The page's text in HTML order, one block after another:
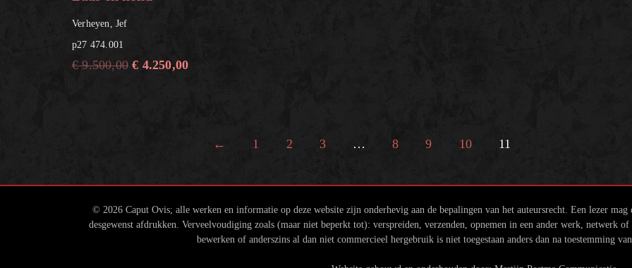
Verheyen, Jef
p27 474.001
€9.500,00 € 4.250,00
← 1 2 3 … 8 9 10 11
© 2026 Caput Ovis; alle werken en informatie op deze website zijn onderhevig aan de bepalingen van het auteursrecht. Een lezer
desgewenst afdrukken. Verveelvoudiging zoals (maar niet beperkt tot): verspreiden, verzenden, opnemen in een ander werk, netwerk
bewerken of anderszins al dan niet commercieel hergebruik is niet toegestaan anders dan na toestemming